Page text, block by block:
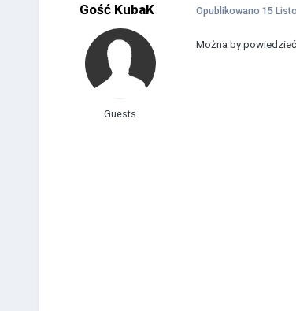
Gość KubaK
Guests
Opublikowano 15
Można by